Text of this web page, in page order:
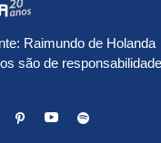
Raimundo de Holanda
são de